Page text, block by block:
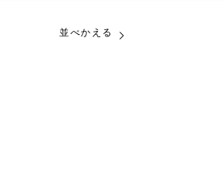
並べかえる